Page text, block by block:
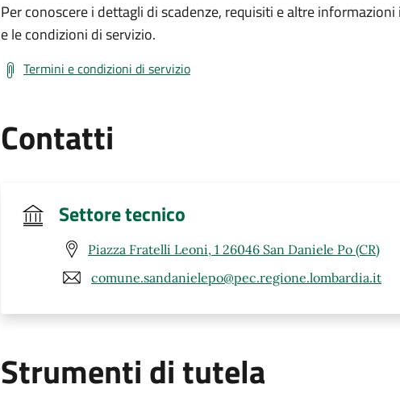
Per conoscere i dettagli di scadenze, requisiti e altre
e le condizioni di servizio.
Termini e condizioni di servizio
Contatti
Settore tecnico
Piazza Fratelli Leoni, 1 26046 San Daniele Po (CR)
comune.sandanielepo@pec.regione.lombardia.it
Strumenti di tutela